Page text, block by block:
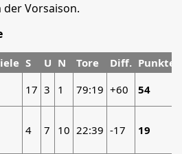
Vorsaison.
S U N Tore Diff. Punkte
17 3 1 79:19 +60 54
4 7 10 22:39 -17 19